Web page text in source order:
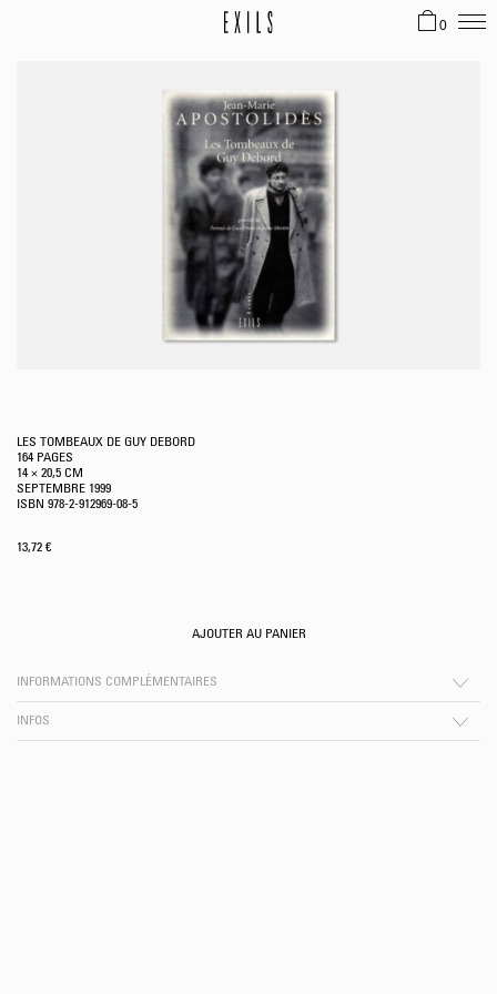
0
LES TOMBEAUX DE GUY DEBORD
164 PAGES
14 × 20,5 CM
SEPTEMBRE 1999
ISBN 978-2-912969-08-5
13,72 €
AJOUTER AU PANIER
INFORMATIONS COMPLÉMENTAIRES
INFOS